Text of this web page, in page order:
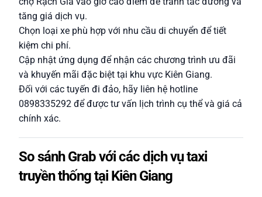
tăng giá dịch vụ.
Chọn loại xe phù hợp với nhu cầu di chuyển để tiết
kiệm chi phí.
Cập nhật ứng dụng để nhận các chương trình ưu đãi
và khuyến mãi đặc biệt tại khu vực Kiên Giang.
Đối với các tuyến đi đảo, hãy liên hệ hotline
0898335292 để được tư vấn lịch trình cụ thể và giá cả
chính xác.
So sánh Grab với các dịch vụ taxi
truyền thống tại Kiên Giang